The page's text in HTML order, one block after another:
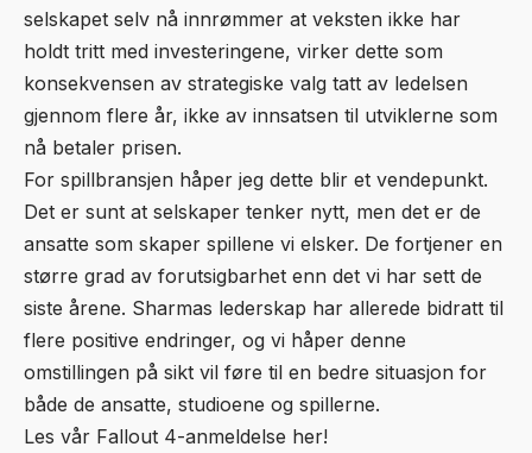
selskapet selv nå innrømmer at veksten ikke har
holdt tritt med investeringene, virker dette som
konsekvensen av strategiske valg tatt av ledelsen
gjennom flere år, ikke av innsatsen til utviklerne som
nå betaler prisen.
For spillbransjen håper jeg dette blir et vendepunkt.
Det er sunt at selskaper tenker nytt, men det er de
ansatte som skaper spillene vi elsker. De fortjener en
større grad av forutsigbarhet enn det vi har sett de
siste årene. Sharmas lederskap har allerede bidratt til
flere positive endringer, og vi håper denne
omstillingen på sikt vil føre til en bedre situasjon for
både de ansatte, studioene og spillerne.
Les vår Fallout 4-anmeldelse her!